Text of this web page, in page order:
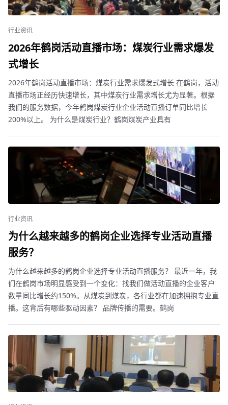
行业资讯
2026年鹤岗活动直播市场：煤炭行业需求爆发
式增长
2026年鹤岗活动直播市场：煤炭行业需求爆发式增长 在鹤岗，活动
直播市场正经历快速增长，其中煤炭行业需求增长尤为显著。根据
我们的服务数据，今年鹤岗煤炭行业企业活动直播订单同比增长
200%以上。 为什么是煤炭行业？鹤岗煤炭产业具有
行业资讯
为什么越来越多的鹤岗企业选择专业活动直播
服务？
为什么越来越多的鹤岗企业选择专业活动直播服务？ 最近一年，我
们在鹤岗市场明显感受到一个变化：找我们做活动直播的企业客户
数量同比增长约150%。从煤炭到煤炭，各行业都在加速拥抱专业直
播。这背后有哪些驱动因素？ 品牌传播的需要。鹤岗